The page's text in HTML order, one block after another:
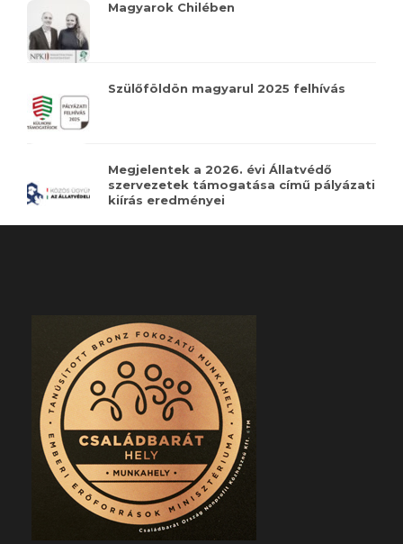
Magyarok Chilében
Szülőföldön magyarul 2025 felhívás
Megjelentek a 2026. évi Állatvédő
szervezetek támogatása című pályázati
kiírás eredményei